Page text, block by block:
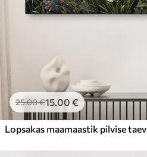
25.00€15.00 €